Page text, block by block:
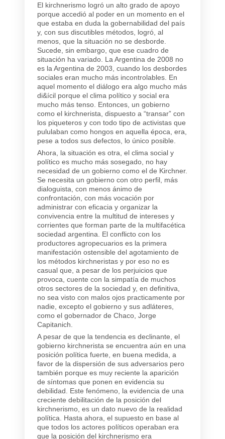
El kirchnerismo logró un alto grado de apoyo
porque accedió al poder en un momento en el
que estaba en duda la gobernabilidad del país
y, con sus discutibles métodos, logró, al
menos, que la situación no se desborde.
Sucede, sin embargo, que ese cuadro de
situación ha variado. La Argentina de 2008 no
es la Argentina de 2003, cuando los desbordes
sociales eran mucho más incontrolables. En
aquel momento el diálogo era algo mucho más
di&ícil porque el clima político y social era
mucho más tenso. Entonces, un gobierno
como el kirchnerista, dispuesto a “transar” con
los piqueteros y con todo tipo de activistas que
pululaban como hongos en aquella época, era,
pese a todos sus defectos, lo único posible.
Ahora, la situación es otra, el clima social y
político es mucho más sosegado, no hay
necesidad de un gobierno como el de Kirchner.
Se necesita un gobierno con otro perfil, más
dialoguista, con menos ánimo de
confrontación, con más vocación por
administrar con eficacia y organizar la
convivencia entre la multitud de intereses y
corrientes que forman parte de la multifacética
sociedad argentina. El conflicto con los
productores agropecuarios es la primera
manifestación ostensible del agotamiento de
los métodos kirchneristas y por eso no es
casual que, a pesar de los perjuicios que
provoca, cuente con la simpatía de muchos
otros sectores de la sociedad y, en definitiva,
no sea visto con malos ojos practicamente por
nadie, excepto el gobierno y sus adláteres,
como el gobernador de Chaco, Jorge
Capitanich.
A pesar de que la tendencia es declinante, el
gobierno kirchnerista se encuentra aún en una
posición política fuerte, en buena medida, a
favor de la dispersión de sus adversarios pero
también porque es muy reciente la aparición
de síntomas que ponen en evidencia su
debilidad. Este fenómeno, la evidencia de una
creciente debilitación de la posición del
kirchnerismo, es un dato nuevo de la realidad
política. Hasta ahora, el supuesto en base al
que todos los actores políticos operaban era
que la posición del kirchnerismo era